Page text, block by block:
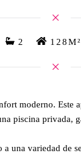
2 128M²
moderno.
piscina
variedad de